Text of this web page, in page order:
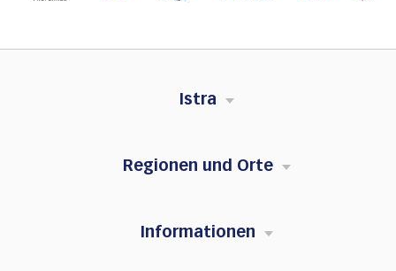
Istra
Regionen und Orte
Informationen